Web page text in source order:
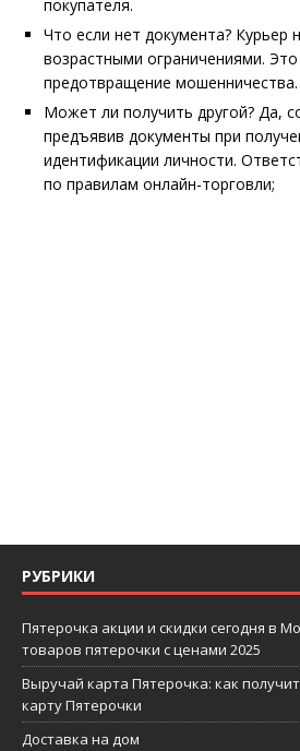
покупателя.
Что если нет документа? Курьер
возрастными ограничениями. Это
предотвращение мошенничества.
Может ли получить другой? Да,
предъявив документы при
идентификации личности.
по правилам онлайн-торговли;
РУБРИКИ
Пятерочка акции и скидки сегодня в
товаров пятерочки с ценами 2025
Выручай карта Пятерочка: как
карту Пятерочки
Доставка на дом